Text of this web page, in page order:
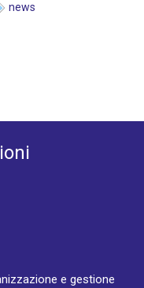
news
e gestione